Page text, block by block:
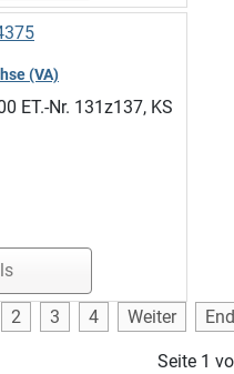
(VA)
ET.-Nr. 131z137, KS
2 3 4 Weiter
Seite 1